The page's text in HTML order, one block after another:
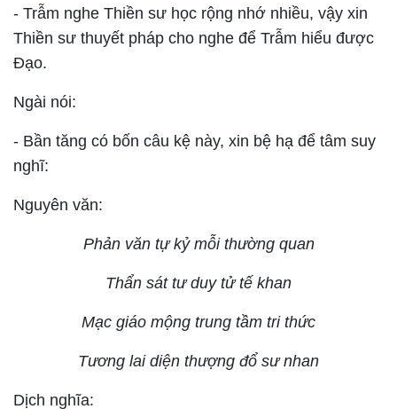
- Trẫm nghe Thiền sư học rộng nhớ nhiều, vậy xin
Thiền sư thuyết pháp cho nghe để Trẫm hiểu được
Đạo.
Ngài nói:
- Bần tăng có bốn câu kệ này, xin bệ hạ để tâm suy
nghĩ:
Nguyên văn:
Phản văn tự kỷ mỗi thường quan
Thẩn sát tư duy tử tế khan
Mạc giáo mộng trung tầm tri thức
Tương lai diện thượng đổ sư nhan
Dịch nghĩa: